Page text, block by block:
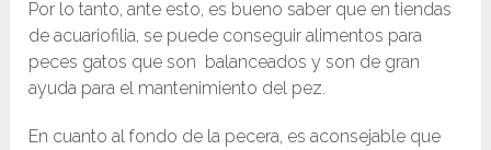
Por lo tanto, ante esto, es bueno saber que en tiendas
de acuariofilia, se puede conseguir alimentos para
peces gatos que son balanceados y son de gran
ayuda para el mantenimiento del pez.
En cuanto al fondo de la pecera, es aconsejable que